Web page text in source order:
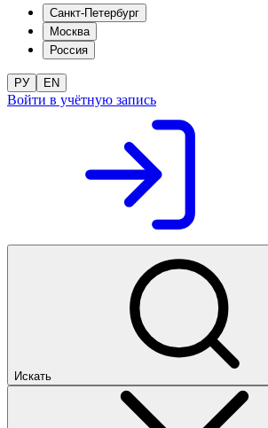
Санкт-Петербург
Москва
Россия
РУ EN
Войти в учётную запись
Искать